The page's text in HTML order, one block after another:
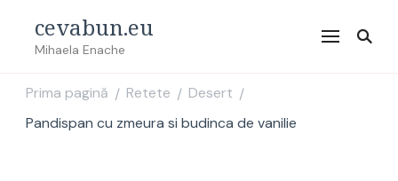
cevabun.eu
Mihaela Enache
Prima pagină / Retete / Desert /
Pandispan cu zmeura si budinca de vanilie